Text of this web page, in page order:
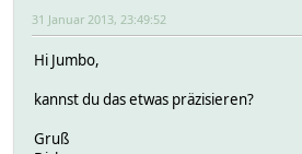
31 Januar 2013, 23:49:52
Hi Jumbo,
kannst du das etwas präzisieren?
Gruß